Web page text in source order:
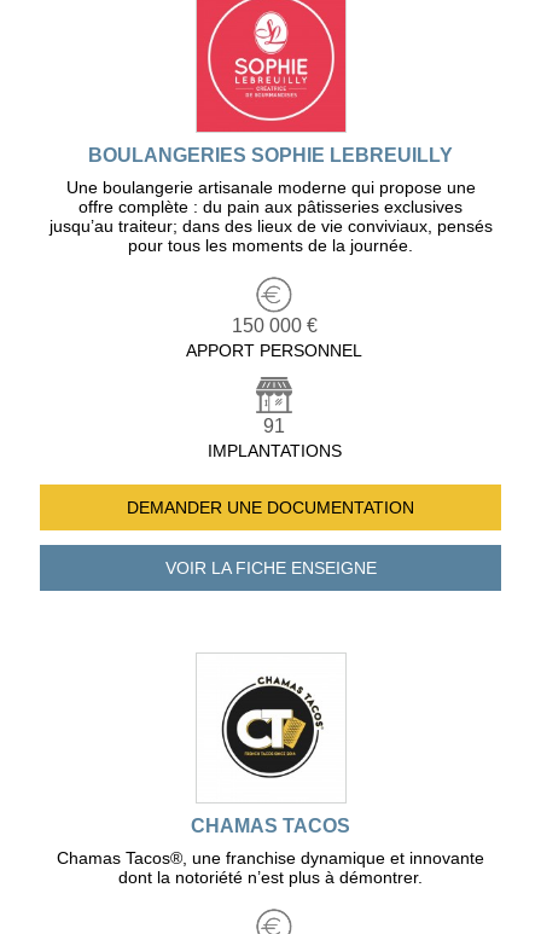
BOULANGERIES SOPHIE LEBREUILLY
Une boulangerie artisanale moderne qui propose une
offre complète : du pain aux pâtisseries exclusives
jusqu’au traiteur; dans des lieux de vie conviviaux, pensés
pour tous les moments de la journée.
150 000 €
APPORT PERSONNEL
91
IMPLANTATIONS
DEMANDER UNE DOCUMENTATION
VOIR LA FICHEENSEIGNE
CHAMAS TACOS
Chamas Tacos®️, une franchise dynamique et innovante
dont la notoriété n’est plus à démontrer.